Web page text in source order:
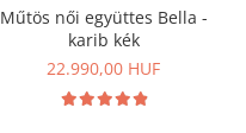
Műtös női együttes Bella -
karib kék
22.990,00 HUF